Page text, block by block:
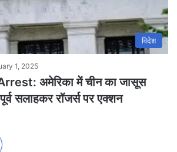
विदेश
1, 2025
अमेरिका में चीन का जासूस
सलाहकर रॉजर्स पर एक्शन